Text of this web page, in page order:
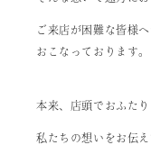
ご来店が困難な皆様
おこなっております。
本来、店頭でおふた
私たちの想いをお伝